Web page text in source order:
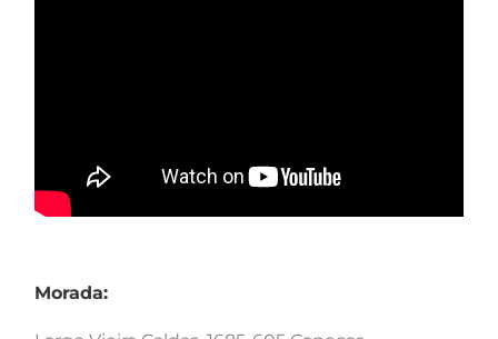
Morada: